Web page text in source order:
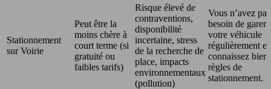
Stationnement
sur Voirie
Peut être la
moins chère à
court terme (si
gratuité ou
faibles tarifs)
Risque élevé de
contraventions,
disponibilité
incertaine, stress
de la recherche de
place, impacts
environnementaux
(pollution)
Vous n’avez pas
besoin de garer
votre véhicule
régulièrement et
connaissez bien
règles de
stationnement.